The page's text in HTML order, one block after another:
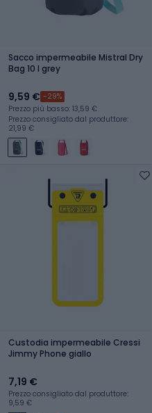
Sacco impermeabile Mistral Dry
Bag 10 l grey
9,59 € -29%
Prezzo più basso: 13,59 €
Prezzo consigliato dal produttore:
21,99 €
Custodia impermeabile Cressi
Jimmy Phone giallo
7,19 €
Prezzo consigliato dal produttore:
9,59 €